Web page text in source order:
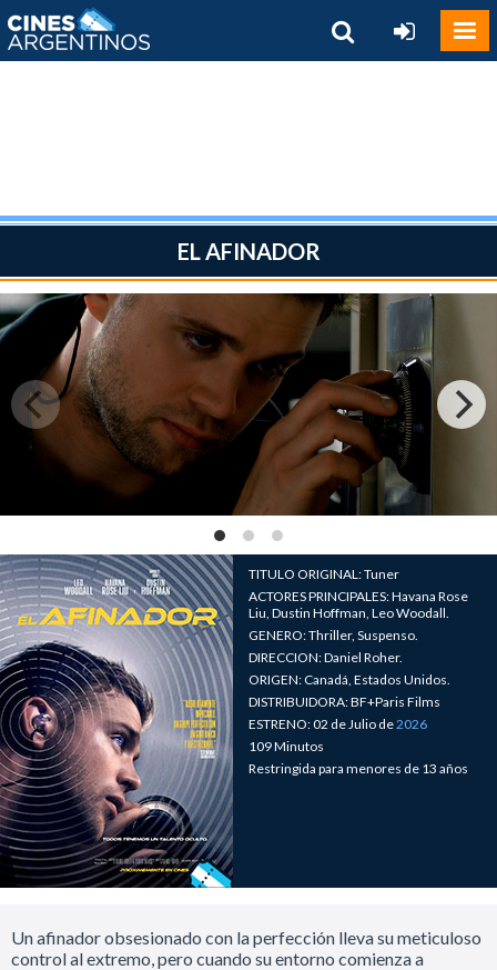
EL AFINADOR
TITULO ORIGINAL: Tuner
ACTORES PRINCIPALES: Havana Rose
Liu, Dustin Hoffman, Leo Woodall.
GENERO: Thriller, Suspenso.
DIRECCION: Daniel Roher.
ORIGEN: Canadá, Estados Unidos.
DISTRIBUIDORA: BF+Paris Films
ESTRENO: 02 de Julio de2026
109 Minutos
Restringida para menores de 13 años
Un afinador obsesionado con la perfección lleva su meticuloso
control al extremo, pero cuando su entorno comienza a